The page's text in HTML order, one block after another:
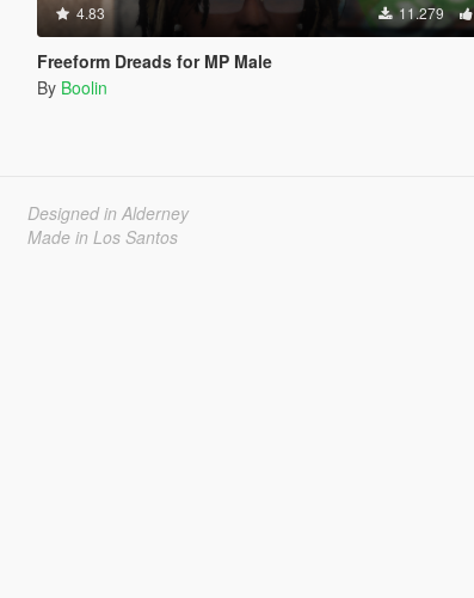
4.83 11.279
Freeform Dreads for MP Male
By Boolin
Designed in Alderney
Made in Los Santos